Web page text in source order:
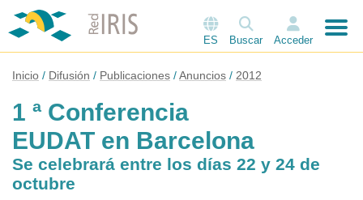
ES Buscar Acceder
Inicio Difusión Publicaciones Anuncios 2012
1 ª Conferencia
EUDAT en Barcelona
Se celebrará entre los días 22 y 24 de
octubre